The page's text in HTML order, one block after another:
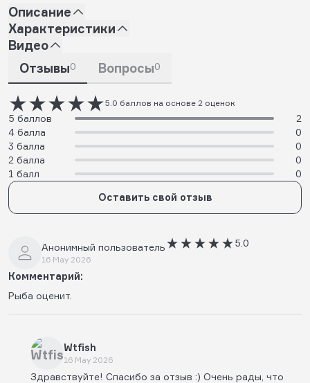
Описание
Характеристики
Видео
Отзывы0 Вопросы0
5.0 баллов на основе 2 оценок
5 баллов
2
4 балла
0
3 балла
0
2 балла
0
1 балл
0
Оставить свой отзыв
Анонимный пользователь
16 May 2026
5.0
Комментарий:
Рыба оценит.
Wtfish
16 May 2026
Здравствуйте! Спасибо за отзыв :) Очень рады, что